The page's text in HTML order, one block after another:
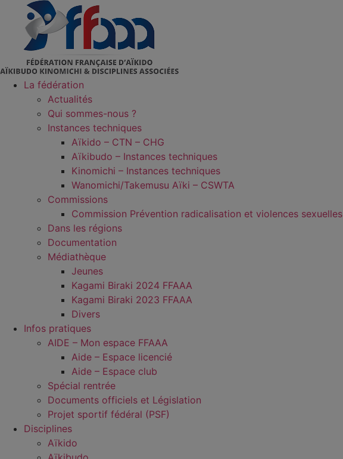
contenu
La fédération
Actualités
Qui sommes-nous ?
Instances techniques
Aïkido – CTN – CHG
Aïkibudo – Instances techniques
Kinomichi – Instances techniques
Wanomichi/Takemusu Aïki – CSWTA
Commissions
Commission Prévention radicalisation et violences sexuelles
Dans les régions
Documentation
Médiathèque
Jeunes
Kagami Biraki 2024 FFAAA
Kagami Biraki 2023 FFAAA
Divers
Infos pratiques
AIDE – Mon espace FFAAA
Aide – Espace licencié
Aide – Espace club
Spécial rentrée
Documents officiels et Législation
Projet sportif fédéral (PSF)
Disciplines
Aïkido